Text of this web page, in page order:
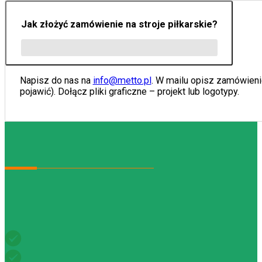
Jak złożyć zamówienie na stroje piłkarskie?
Napisz do nas na info@metto.pl. W mailu opisz
pojawić). Dołącz pliki graficzne – projekt lub logotypy.